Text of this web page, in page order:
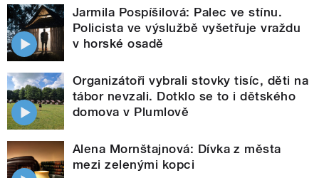
Jarmila Pospíšilová: Palec ve stínu.
Policista ve výslužbě vyšetřuje vraždu
v horské osadě
Organizátoři vybrali stovky tisíc, děti na
tábor nevzali. Dotklo se to i dětského
domova v Plumlově
Alena Mornštajnová: Dívka z města
mezi zelenými kopci